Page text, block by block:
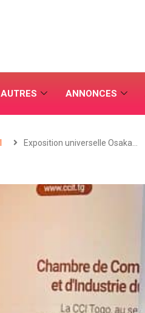
AUTRES ANNONCES
Exposition universelle Osaka…